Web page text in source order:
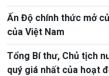
Ấn Độ chính thức mở
của Việt Nam
Tổng Bí thư, Chủ tịch
quý giá nhất của hoạt